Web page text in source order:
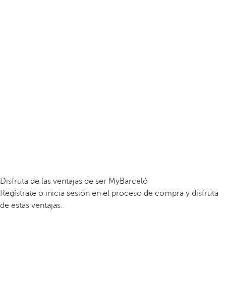
Disfruta de las ventajas de ser MyBarceló
Regístrate o inicia sesión en el proceso de compra y disfruta
de estas ventajas.